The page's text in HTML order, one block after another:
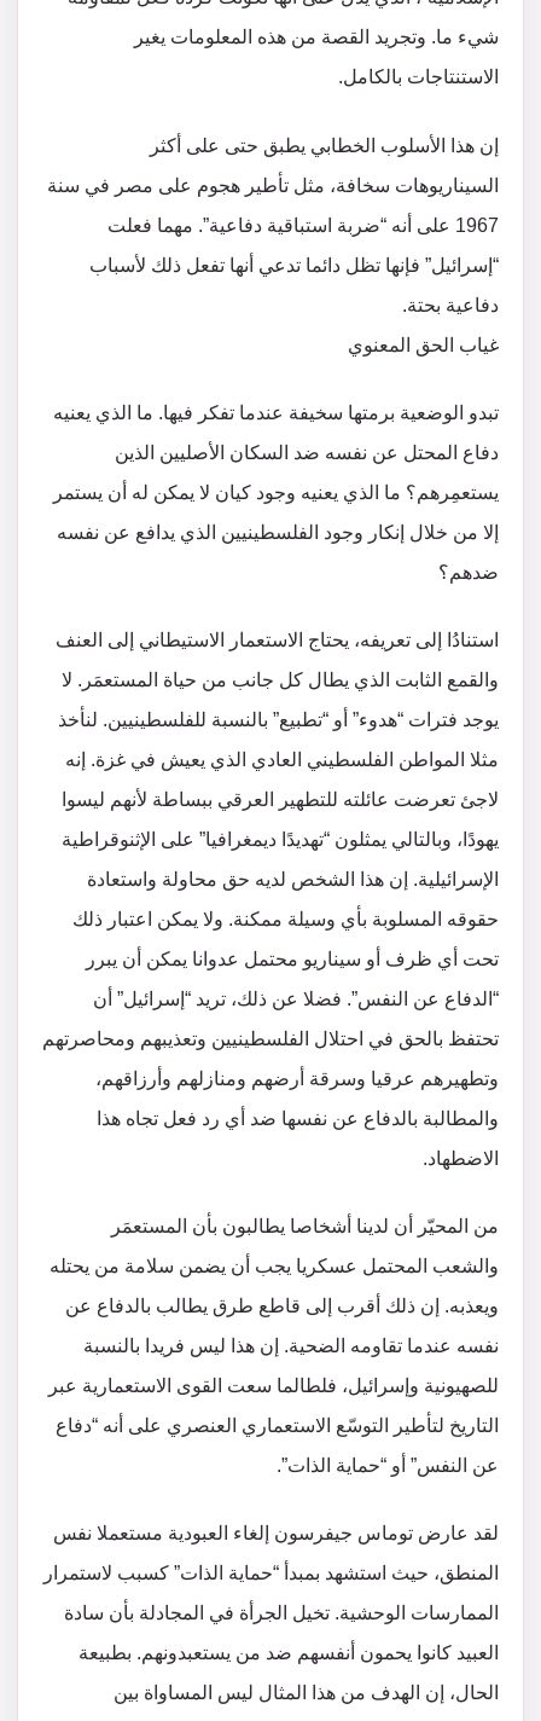
شيء ما. وتجريد القصة من هذه المعلومات يغير
الاستنتاجات بالكامل.
إن هذا الأسلوب الخطابي يطبق حتى على أكثر
السيناريوهات سخافة، مثل تأطير هجوم على مصر في سنة
1967 على أنه “ضربة استباقية دفاعية”. مهما فعلت
“إسرائيل” فإنها تظل دائما تدعي أنها تفعل ذلك لأسباب
دفاعية بحتة.
غياب الحق المعنوي
تبدو الوضعية برمتها سخيفة عندما تفكر فيها. ما الذي يعنيه
دفاع المحتل عن نفسه ضد السكان الأصليين الذين
يستعمِرهم؟ ما الذي يعنيه وجود كيان لا يمكن له أن يستمر
إلا من خلال إنكار وجود الفلسطينيين الذي يدافع عن نفسه
ضدهم؟
استنادُا إلى تعريفه، يحتاج الاستعمار الاستيطاني إلى العنف
والقمع الثابت الذي يطال كل جانب من حياة المستعمَر. لا
يوجد فترات “هدوء” أو “تطبيع” بالنسبة للفلسطينيين. لنأخذ
مثلا المواطن الفلسطيني العادي الذي يعيش في غزة. إنه
لاجئ تعرضت عائلته للتطهير العرقي ببساطة لأنهم ليسوا
يهودًا، وبالتالي يمثلون “تهديدًا ديمغرافيا” على الإثنوقراطية
الإسرائيلية. إن هذا الشخص لديه حق محاولة واستعادة
حقوقه المسلوبة بأي وسيلة ممكنة. ولا يمكن اعتبار ذلك
تحت أي ظرف أو سيناريو محتمل عدوانا يمكن أن يبرر
“الدفاع عن النفس”. فضلا عن ذلك، تريد “إسرائيل” أن
تحتفظ بالحق في احتلال الفلسطينيين وتعذيبهم ومحاصرتهم
وتطهيرهم عرقيا وسرقة أرضهم ومنازلهم وأرزاقهم،
والمطالبة بالدفاع عن نفسها ضد أي رد فعل تجاه هذا
الاضطهاد.
من المحيّر أن لدينا أشخاصا يطالبون بأن المستعمَر
والشعب المحتمل عسكريا يجب أن يضمن سلامة من يحتله
ويعذبه. إن ذلك أقرب إلى قاطع طرق يطالب بالدفاع عن
نفسه عندما تقاومه الضحية. إن هذا ليس فريدا بالنسبة
للصهيونية وإسرائيل، فلطالما سعت القوى الاستعمارية عبر
التاريخ لتأطير التوسّع الاستعماري العنصري على أنه “دفاع
عن النفس” أو “حماية الذات”.
لقد عارض توماس جيفرسون إلغاء العبودية مستعملا نفس
المنطق، حيث استشهد بمبدأ “حماية الذات” كسبب لاستمرار
الممارسات الوحشية. تخيل الجرأة في المجادلة بأن سادة
العبيد كانوا يحمون أنفسهم ضد من يستعبدونهم. بطبيعة
الحال، إن الهدف من هذا المثال ليس المساواة بين